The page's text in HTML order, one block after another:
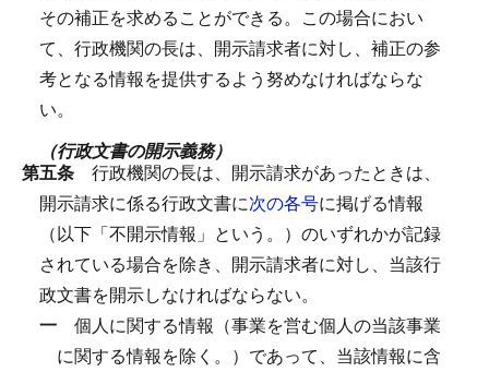
その補正を求めることができる。 この場合におい
て、行政機関の長は、開示請求者に対し、補正の参
考となる情報を提供するよう努めなければならな
い。
（行政文書の開示義務）
第五条 行政機関の長は、開示請求があったときは、
開示請求に係る行政文書に次の各号に掲げる情報
（以下「不開示情報」という。）のいずれかが記録
されている場合を除き、開示請求者に対し、当該行
政文書を開示しなければならない。
一 個人に関する情報（事業を営む個人の当該事業
に関する情報を除く。）であって、当該情報に含